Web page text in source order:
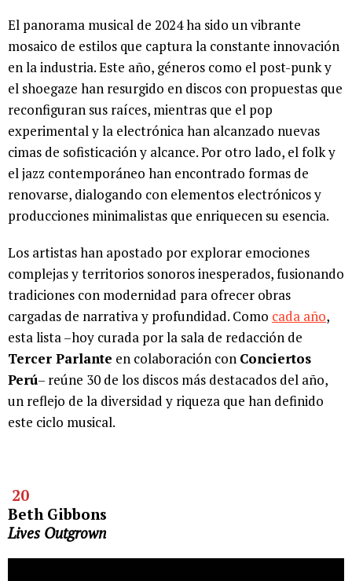
El panorama musical de 2024 ha sido un vibrante
mosaico de estilos que captura la constante innovación
en la industria. Este año, géneros como el post-punk y
el shoegaze han resurgido en discos con propuestas que
reconfiguran sus raíces, mientras que el pop
experimental y la electrónica han alcanzado nuevas
cimas de sofisticación y alcance. Por otro lado, el folk y
el jazz contemporáneo han encontrado formas de
renovarse, dialogando con elementos electrónicos y
producciones minimalistas que enriquecen su esencia.
Los artistas han apostado por explorar emociones
complejas y territorios sonoros inesperados, fusionando
tradiciones con modernidad para ofrecer obras
cargadas de narrativa y profundidad. Como cada año,
esta lista –hoy curada por la sala de redacción de
Tercer Parlante en colaboración con Conciertos
Perú– reúne 30 de los discos más destacados del año,
un reflejo de la diversidad y riqueza que han definido
este ciclo musical.
20
Beth Gibbons
Lives Outgrown